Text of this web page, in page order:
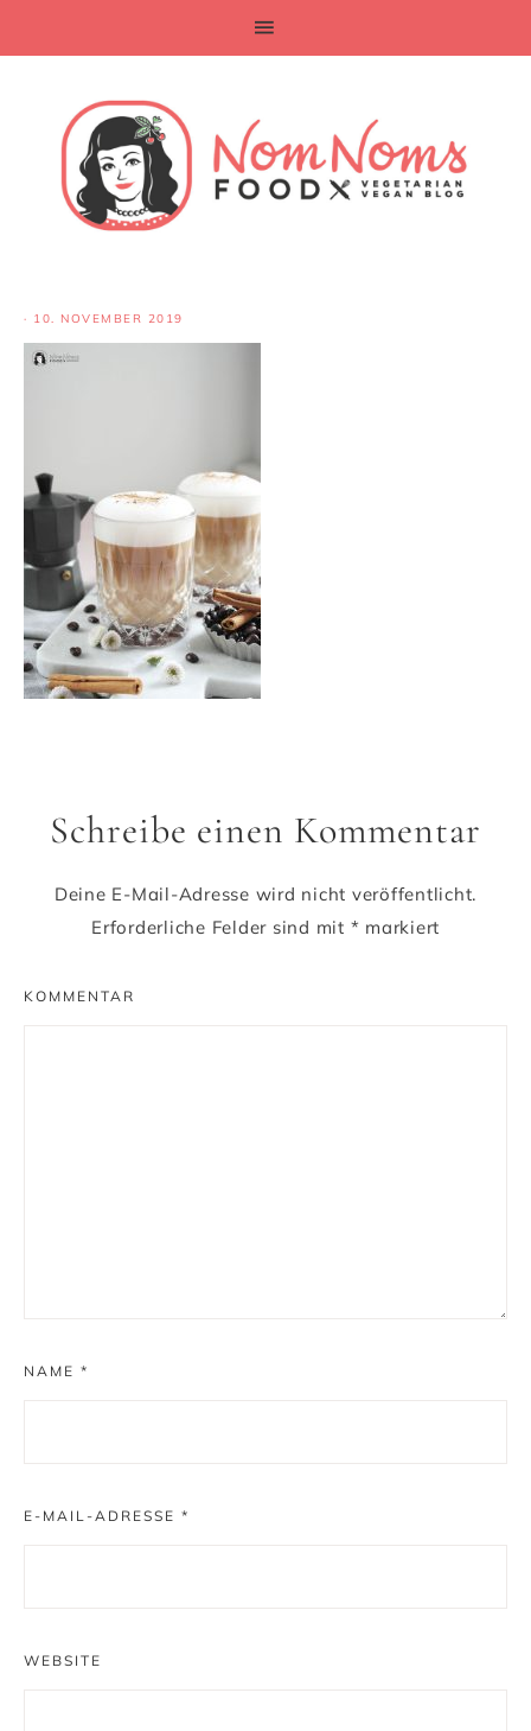
· 10. NOVEMBER 2019
Schreibe einen Kommentar
Deine E-Mail-Adresse wird nicht veröffentlicht.
Erforderliche Felder sind mit * markiert
KOMMENTAR
NAME *
E-MAIL-ADRESSE *
WEBSITE